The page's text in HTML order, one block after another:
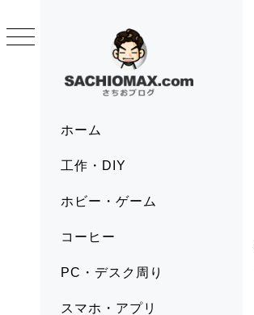
ホーム
工作・DIY
ホビー・ゲーム
コーヒー
PC・デスク周り
スマホ・アプリ
to